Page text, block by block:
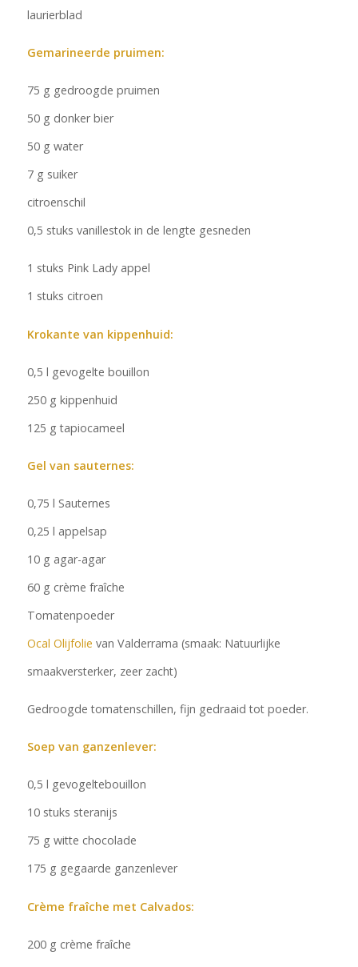
laurierblad
Gemarineerde pruimen:
75 g gedroogde pruimen
50 g donker bier
50 g water
7 g suiker
citroenschil
0,5 stuks vanillestok in de lengte gesneden
1 stuks Pink Lady appel
1 stuks citroen
Krokante van kippenhuid:
0,5 l gevogelte bouillon
250 g kippenhuid
125 g tapiocameel
Gel van sauternes:
0,75 l Sauternes
0,25 l appelsap
10 g agar-agar
60 g crème fraîche
Tomatenpoeder
Ocal Olijfolie van Valderrama (smaak: Natuurlijke
smaakversterker, zeer zacht)
Gedroogde tomatenschillen, fijn gedraaid tot poeder.
Soep van ganzenlever:
0,5 l gevogeltebouillon
10 stuks steranijs
75 g witte chocolade
175 g gegaarde ganzenlever
Crème fraîche met Calvados:
200 g crème fraîche